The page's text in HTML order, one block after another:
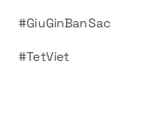
#GiuGinBanSac
#TetViet